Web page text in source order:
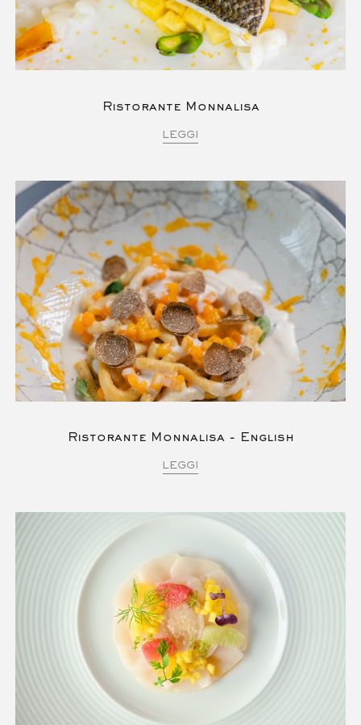
Ristorante Monnalisa
LEGGI
Ristorante Monnalisa - English
LEGGI